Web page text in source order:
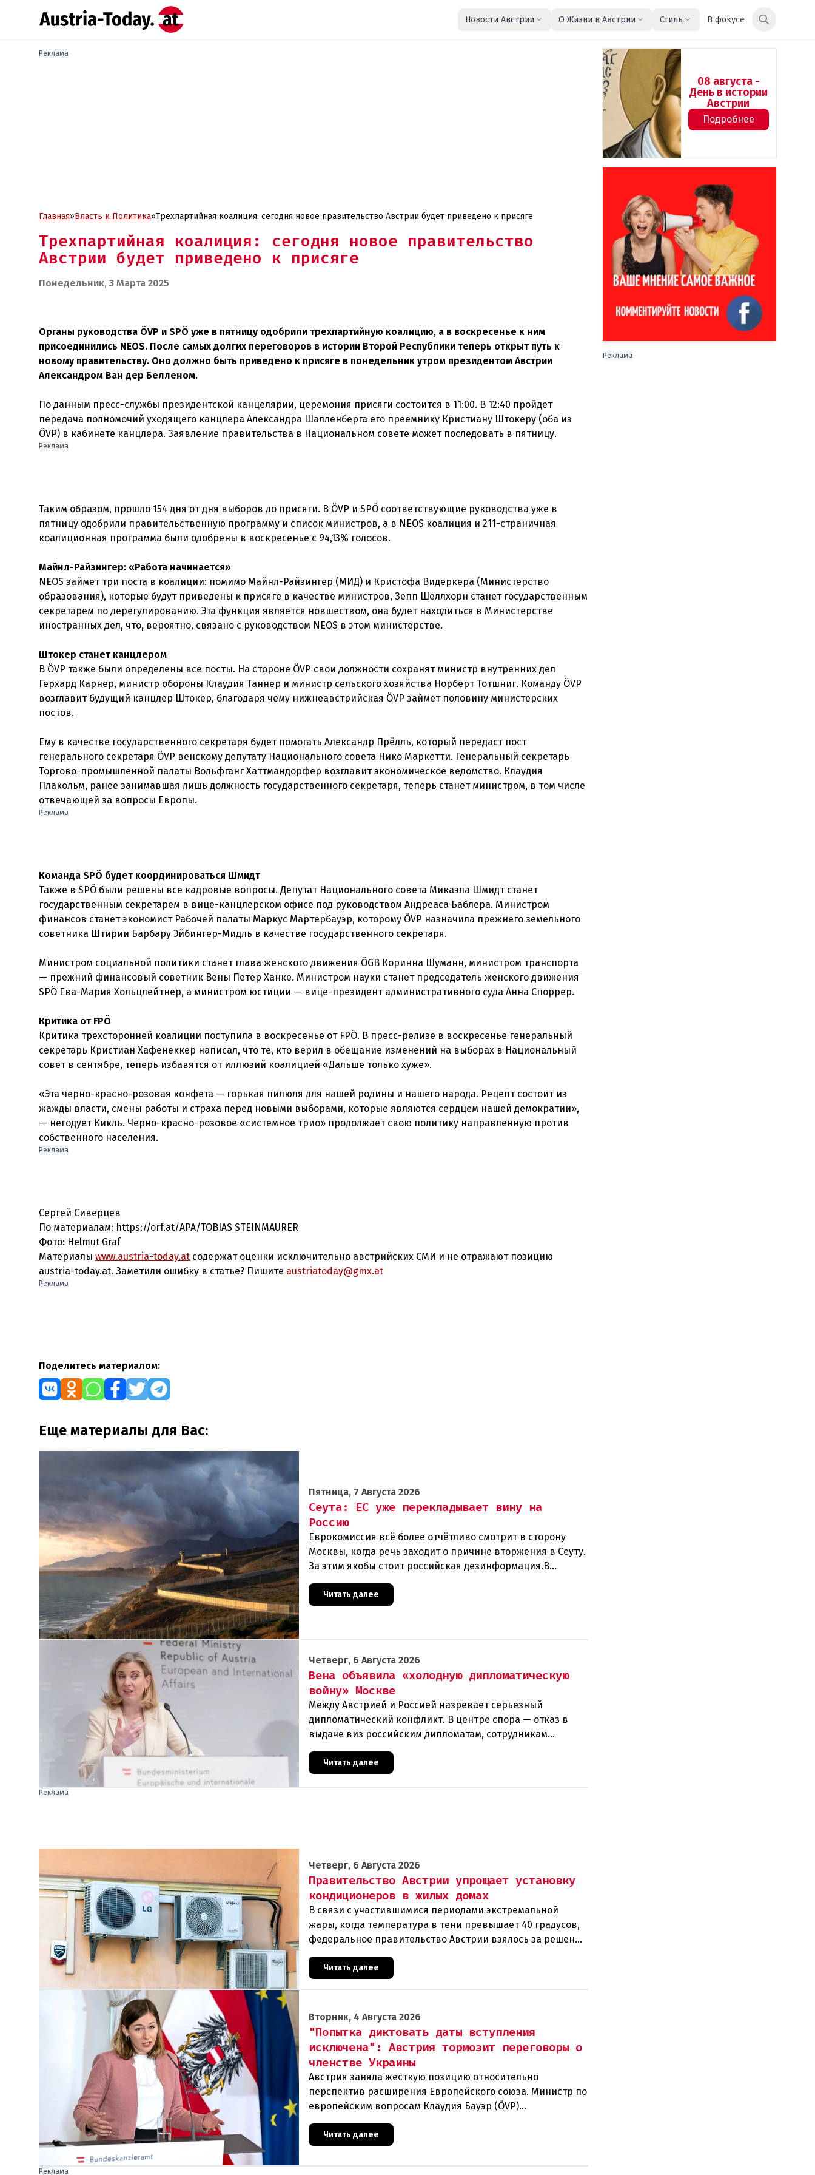
Новости Австрии О Жизни в Австрии Стиль В фокусе
Реклама
Главная»Власть и Политика»Трехпартийная коалиция: сегодня новое правительство Австрии будет приведено к присяге
Трехпартийная коалиция: сегодня новое правительство
Австрии будет приведено к присяге
Понедельник, 3 Марта 2025
Органы руководства ÖVP и SPÖ уже в пятницу одобрили трехпартийную коалицию, а в воскресенье к ним
присоединились NEOS. После самых долгих переговоров в истории Второй Республики теперь открыт путь к
новому правительству. Оно должно быть приведено к присяге в понедельник утром президентом Австрии
Александром Ван дер Белленом.
По данным пресс-службы президентской канцелярии, церемония присяги состоится в 11:00. В 12:40 пройдет
передача полномочий уходящего канцлера Александра Шалленберга его преемнику Кристиану Штокеру (оба из
ÖVP) в кабинете канцлера. Заявление правительства в Национальном совете может последовать в пятницу.
Реклама
Таким образом, прошло 154 дня от дня выборов до присяги. В ÖVP и SPÖ соответствующие руководства уже в
пятницу одобрили правительственную программу и список министров, а в NEOS коалиция и 211-страничная
коалиционная программа были одобрены в воскресенье с 94,13% голосов.
Майнл-Райзингер: «Работа начинается»
NEOS займет три поста в коалиции: помимо Майнл-Райзингер (МИД) и Кристофа Видеркера (Министерство
образования), которые будут приведены к присяге в качестве министров, Зепп Шеллхорн станет государственным
секретарем по дерегулированию. Эта функция является новшеством, она будет находиться в Министерстве
иностранных дел, что, вероятно, связано с руководством NEOS в этом министерстве.
Штокер станет канцлером
В ÖVP также были определены все посты. На стороне ÖVP свои должности сохранят министр внутренних дел
Герхард Карнер, министр обороны Клаудия Таннер и министр сельского хозяйства Норберт Тотшниг. Команду ÖVP
возглавит будущий канцлер Штокер, благодаря чему нижнеавстрийская ÖVP займет половину министерских
постов.
Ему в качестве государственного секретаря будет помогать Александр Прёлль, который передаст пост
генерального секретаря ÖVP венскому депутату Национального совета Нико Маркетти. Генеральный секретарь
Торгово-промышленной палаты Вольфганг Хаттмандорфер возглавит экономическое ведомство. Клаудия
Плакольм, ранее занимавшая лишь должность государственного секретаря, теперь станет министром, в том числе
отвечающей за вопросы Европы.
Реклама
Команда SPÖ будет координироваться Шмидт
Также в SPÖ были решены все кадровые вопросы. Депутат Национального совета Микаэла Шмидт станет
государственным секретарем в вице-канцлерском офисе под руководством Андреаса Баблера. Министром
финансов станет экономист Рабочей палаты Маркус Мартербауэр, которому ÖVP назначила прежнего земельного
советника Штирии Барбару Эйбингер-Мидль в качестве государственного секретаря.
Министром социальной политики станет глава женского движения ÖGB Коринна Шуманн, министром транспорта
— прежний финансовый советник Вены Петер Ханке. Министром науки станет председатель женского движения
SPÖ Ева-Мария Хольцлейтнер, а министром юстиции — вице-президент административного суда Анна Споррер.
Критика от FPÖ
Критика трехсторонней коалиции поступила в воскресенье от FPÖ. В пресс-релизе в воскресенье генеральный
секретарь Кристиан Хафенеккер написал, что те, кто верил в обещание изменений на выборах в Национальный
совет в сентябре, теперь избавятся от иллюзий коалицией «Дальше только хуже».
«Эта черно-красно-розовая конфета — горькая пилюля для нашей родины и нашего народа. Рецепт состоит из
жажды власти, смены работы и страха перед новыми выборами, которые являются сердцем нашей демократии»,
— негодует Кикль. Черно-красно-розовое «системное трио» продолжает свою политику направленную против
собственного населения.
Реклама
Сергей Сиверцев
По материалам: https://orf.at/APA/TOBIAS STEINMAURER
Фото: Helmut Graf
Материалы www.austria-today.at содержат оценки исключительно австрийских СМИ и не отражают позицию
austria-today.at. Заметили ошибку в статье? Пишите austriatoday@gmx.at
Реклама
Поделитесь материалом:
Еще материалы для Вас:
Пятница, 7 Августа 2026
Сеута: ЕС уже перекладывает вину на
Россию
Еврокомиссия всё более отчётливо смотрит в сторону
Москвы, когда речь заходит о причине вторжения в Сеуту.
За этим якобы стоит российская дезинформация.В
Читать далее
Четверг, 6 Августа 2026
Вена объявила «холодную дипломатическую
войну» Москве
Между Австрией и Россией назревает серьезный
дипломатический конфликт. В центре спора — отказ в
выдаче виз российским дипломатам, сотрудникам
посольства и работникам международных организаций,
которые
Читать далее
Реклама
Четверг, 6 Августа 2026
Правительство Австрии упрощает установку
кондиционеров в жилых домах
В связи с участившимися периодами экстремальной
жары, когда температура в тени превышает 40 градусов,
федеральное правительство Австрии взялось за решение
проблемы перегрева жилых помещений. В среду н
Читать далее
Вторник, 4 Августа 2026
"Попытка диктовать даты вступления
исключена": Австрия тормозит переговоры о
членстве Украины
Австрия заняла жесткую позицию относительно
перспектив расширения Европейского союза. Министр по
европейским вопросам Клаудия Бауэр (ÖVP)
присоединения
Читать далее
Реклама
08 августа -
День в истории
Австрии
Подробнее
Реклама